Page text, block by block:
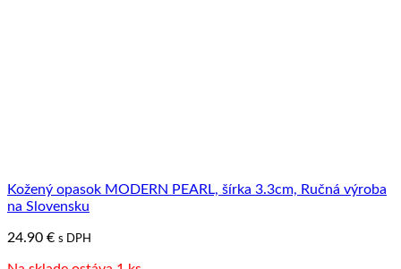
Kožený opasok MODERN PEARL, šírka 3.3cm, Ručná výroba
na Slovensku
24.90 € s DPH